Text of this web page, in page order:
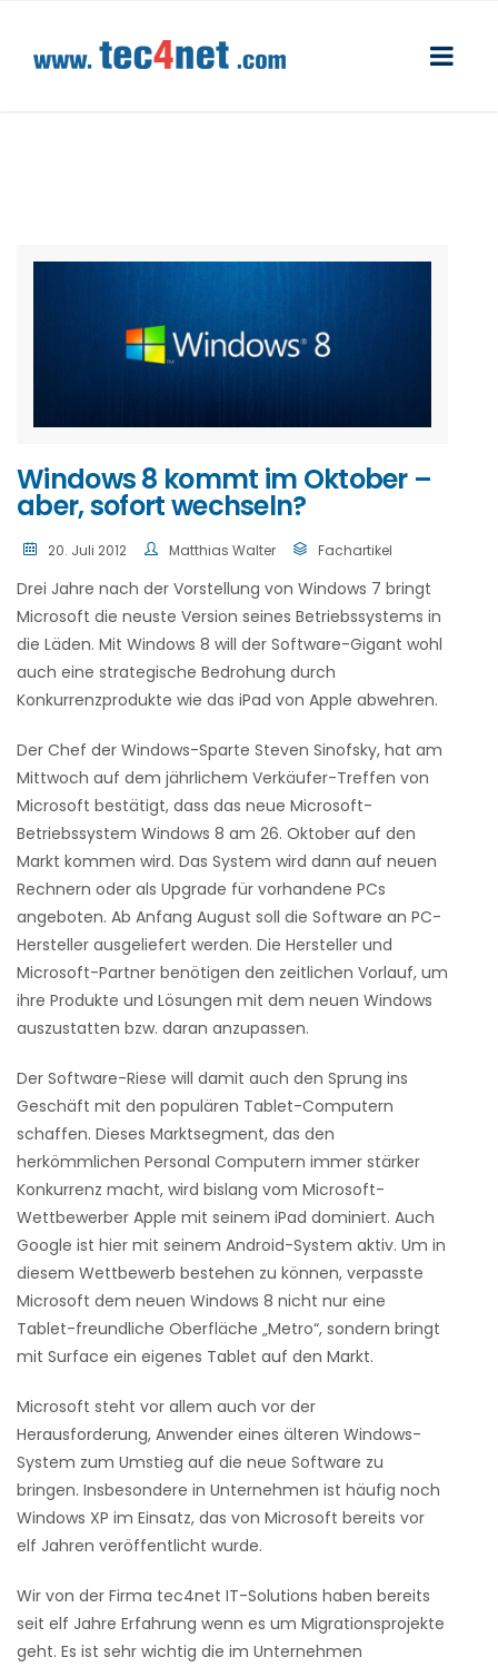
Windows 8 kommt im Oktober –
aber, sofort wechseln?
20. Juli 2012 Matthias Walter Fachartikel
Drei Jahre nach der Vorstellung von Windows 7 bringt
Microsoft die neuste Version seines Betriebssystems in
die Läden. Mit Windows 8 will der Software-Gigant wohl
auch eine strategische Bedrohung durch
Konkurrenzprodukte wie das iPad von Apple abwehren.
Der Chef der Windows-Sparte Steven Sinofsky, hat am
Mittwoch auf dem jährlichem Verkäufer-Treffen von
Microsoft bestätigt, dass das neue Microsoft-
Betriebssystem Windows 8 am 26. Oktober auf den
Markt kommen wird. Das System wird dann auf neuen
Rechnern oder als Upgrade für vorhandene PCs
angeboten. Ab Anfang August soll die Software an PC-
Hersteller ausgeliefert werden. Die Hersteller und
Microsoft-Partner benötigen den zeitlichen Vorlauf, um
ihre Produkte und Lösungen mit dem neuen Windows
auszustatten bzw. daran anzupassen.
Der Software-Riese will damit auch den Sprung ins
Geschäft mit den populären Tablet-Computern
schaffen. Dieses Marktsegment, das den
herkömmlichen Personal Computern immer stärker
Konkurrenz macht, wird bislang vom Microsoft-
Wettbewerber Apple mit seinem iPad dominiert. Auch
Google ist hier mit seinem Android-System aktiv. Um in
diesem Wettbewerb bestehen zu können, verpasste
Microsoft dem neuen Windows 8 nicht nur eine
Tablet-freundliche Oberfläche „Metro“, sondern bringt
mit Surface ein eigenes Tablet auf den Markt.
Microsoft steht vor allem auch vor der
Herausforderung, Anwender eines älteren Windows-
System zum Umstieg auf die neue Software zu
bringen. Insbesondere in Unternehmen ist häufig noch
Windows XP im Einsatz, das von Microsoft bereits vor
elf Jahren veröffentlicht wurde.
Wir von der Firma tec4net IT-Solutions haben bereits
seit elf Jahre Erfahrung wenn es um Migrationsprojekte
geht. Es ist sehr wichtig die im Unternehmen